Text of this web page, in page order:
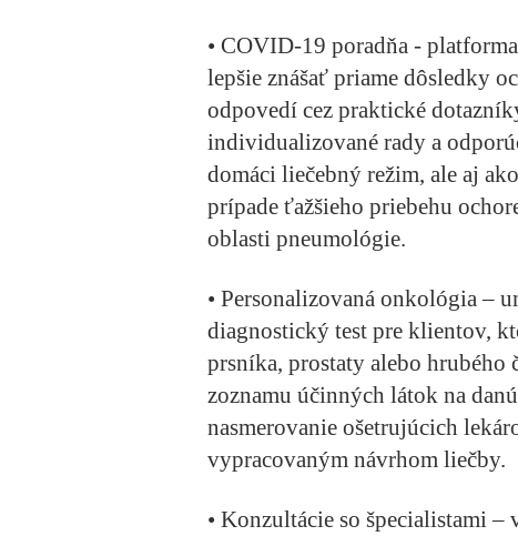
• COVID-19 poradňa -
lepšie znášať priame dôsledky
odpovedí cez praktické
individualizované rady a
domáci liečebný režim, ale aj
prípade ťažšieho priebehu
oblasti pneumológie.
• Personalizovaná onkológia –
diagnostický test pre klientov,
prsníka, prostaty alebo hrubého
zoznamu účinných látok na
nasmerovanie ošetrujúcich
vypracovaným návrhom liečby.
• Konzultácie so špecialistami–